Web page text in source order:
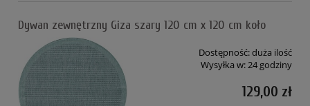
Dywan zewnętrzny Giza szary 120 cm x 120 cm koło
Dostępność:duża ilość
Wysyłka w:24 godziny
129,00 zł